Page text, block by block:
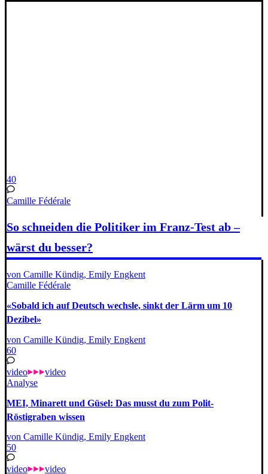
40
Camille Fédérale
So schneiden die Politiker im Franz-Test ab –
wärst du besser?
von Camille Kündig, Emily Engkent
Camille Fédérale
«Sobald ich auf Deutsch wechsle, sinkt der Lärm um 10
Dezibel»
von Camille Kündig, Emily Engkent
60
video
video
Analyse
MEI, Minarett und Güsel: Das musst du zum Polit-
Röstigraben wissen
von Camille Kündig, Emily Engkent
50
video
video